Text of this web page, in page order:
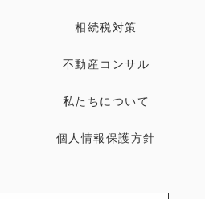
相続税対策
不動産コンサル
私たちについて
個人情報保護方針